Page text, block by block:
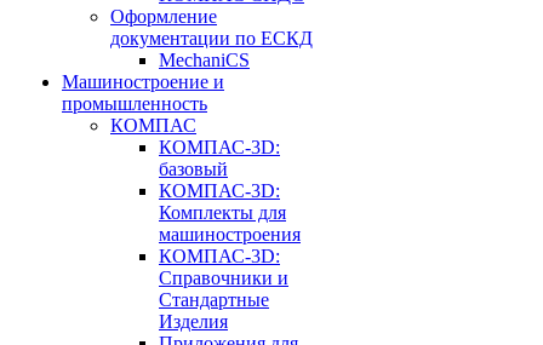
Оформление
документации по ЕСКД
MechaniCS
Машиностроение и
промышленность
КОМПАС
КОМПАС-3D:
базовый
КОМПАС-3D:
Комплекты для
машиностроения
КОМПАС-3D:
Справочники и
Стандартные
Изделия